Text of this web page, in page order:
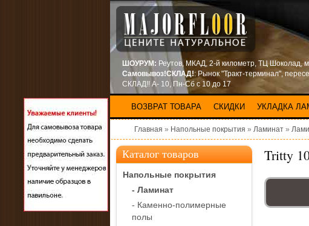
ШОУРУМ: Реутов, МКАД, 2-й километр, ТЦ Шоколад,
Самовывоз!СКЛАД!: Рынок "Тракт-терминал",
СКЛАД!! А- 10, Пн-Сб с 10 до 17
ВОЗВРАТ ТОВАРА СКИДКИ УКЛАДКА
Главная » Напольные покрытия » Ламинат »
Каталог товаров
Напольные покрытия
- Ламинат
- Каменно-полимерные
полы
Tritty